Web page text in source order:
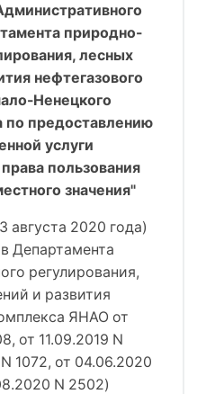
природно-
лесных
нефтегазового
Ненецкого
по предоставлению
услуги
пользования
значения"
августа 2020 года)
Департамента
регулирования,
и развития
ЯНАО от
, от 11.09.2019 N
1072, от 04.06.2020
N 2502)